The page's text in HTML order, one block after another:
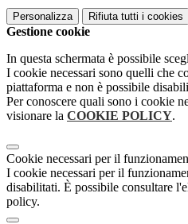
Personalizza Rifiuta tutti i cookies
Gestione cookie
In questa schermata è possibile
I cookie necessari sono quelli che
piattaforma e non è possibile
Per conoscere quali sono i cookie
visionare la COOKIE POLICY.
Cookie necessari per il
I cookie necessari per il
disabilitati. È possibile consultare
policy.